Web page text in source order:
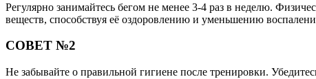
Регулярно занимайтесь бегом не менее 3-4 раз в неделю.
веществ, способствуя её оздоровлению и уменьшению
СОВЕТ №2
Не забывайте о правильной гигиене после тренировки.